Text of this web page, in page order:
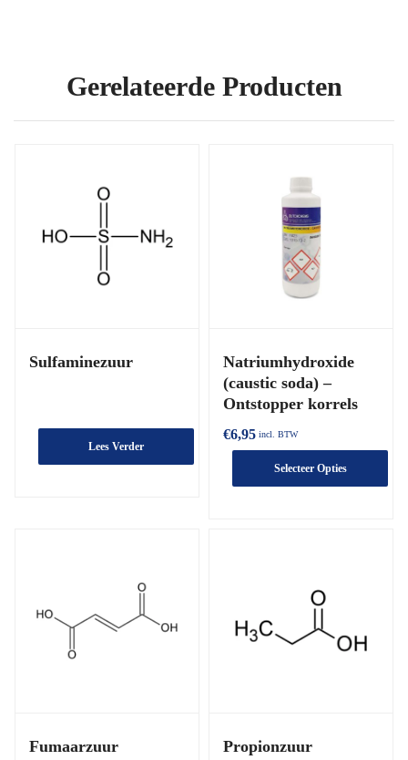
Gerelateerde Producten
Sulfaminezuur
Lees Verder
Natriumhydroxide
(caustic soda) –
Ontstopper korrels
€6,95 incl. BTW
Selecteer Opties
Fumaarzuur Propionzuur